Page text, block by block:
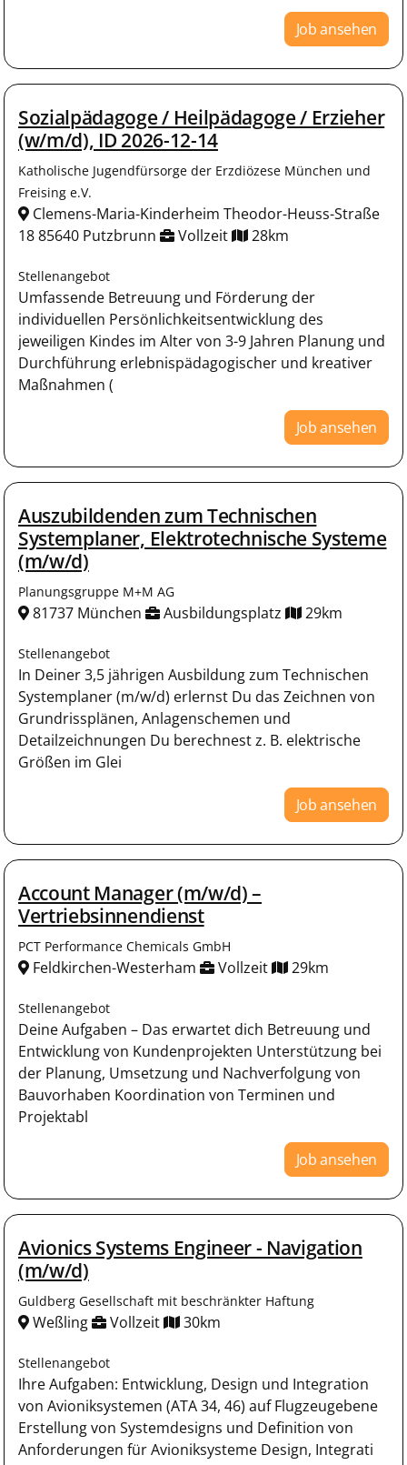
Job ansehen
Sozialpädagoge / Heilpädagoge / Erzieher
(w/m/d), ID 2026-12-14
Katholische Jugendfürsorge der Erzdiözese München und
Freising e.V.
Clemens-Maria-Kinderheim Theodor-Heuss-Straße
18 85640 Putzbrunn
Vollzeit 28km
Stellenangebot
Umfassende Betreuung und Förderung der
individuellen Persönlichkeitsentwicklung des
jeweiligen Kindes im Alter von 3-9 Jahren Planung und
Durchführung erlebnispädagogischer und kreativer
Maßnahmen (
Job ansehen
Auszubildenden zum Technischen
Systemplaner, Elektrotechnische Systeme
(m/w/d)
Planungsgruppe M+M AG
81737 München Ausbildungsplatz 29km
Stellenangebot
In Deiner 3,5 jährigen Ausbildung zum Technischen
Systemplaner (m/w/d) erlernst Du das Zeichnen von
Grundrissplänen, Anlagenschemen und
Detailzeichnungen Du berechnest z. B. elektrische
Größen im Glei
Job ansehen
Account Manager (m/w/d) –
Vertriebsinnendienst
PCT Performance Chemicals GmbH
Feldkirchen-Westerham Vollzeit 29km
Stellenangebot
Deine Aufgaben – Das erwartet dich Betreuung und
Entwicklung von Kundenprojekten Unterstützung bei
der Planung, Umsetzung und Nachverfolgung von
Bauvorhaben Koordination von Terminen und
Projektabl
Job ansehen
Avionics Systems Engineer - Navigation
(m/w/d)
Guldberg Gesellschaft mit beschränkter Haftung
Weßling Vollzeit 30km
Stellenangebot
Ihre Aufgaben: Entwicklung, Design und Integration
von Avioniksystemen (ATA 34, 46) auf Flugzeugebene
Erstellung von Systemdesigns und Definition von
Anforderungen für Avioniksysteme Design, Integrati